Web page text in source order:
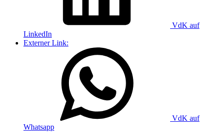
VdK auf
LinkedIn
Externer Link:
VdK auf
Whatsapp